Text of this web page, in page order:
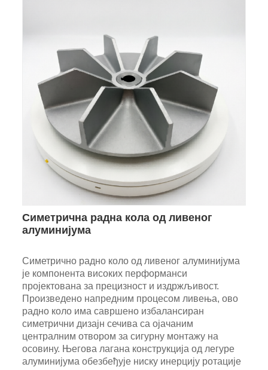
Симетрична радна кола од ливеног
алуминијума
Симетрично радно коло од ливеног алуминијума
је компонента високих перформанси
пројектована за прецизност и издржљивост.
Произведено напредним процесом ливења, ово
радно коло има савршено избалансиран
симетрични дизајн сечива са ојачаним
централним отвором за сигурну монтажу на
осовину. Његова лагана конструкција од легуре
алуминијума обезбеђује ниску инерцију ротације